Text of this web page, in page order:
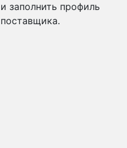
и заполнить профиль
поставщика.